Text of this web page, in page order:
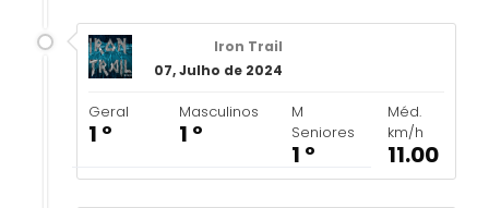
Iron Trail
07, Julho de 2024
Geral
1 º
Masculinos
1 º
M
Seniores
1 º
Méd.
km/h
11.00